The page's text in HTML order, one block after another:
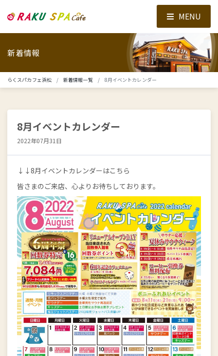
新着情報
らくスパカフェ浜松 新着情報一覧 8月イベントカレンダー
8月イベントカレンダー
2022年07月31日
↓↓8月イベントカレンダーはこちら
皆さまのご来店、心よりお待ちしております。
MENU